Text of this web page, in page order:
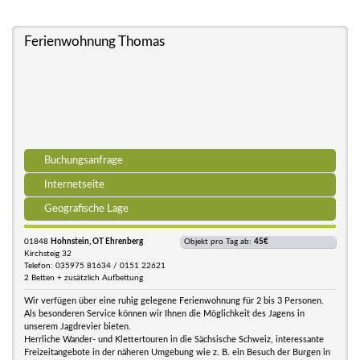
Ferienwohnung Thomas
Buchungsanfrage
Internetseite
Geografische Lage
01848 Hohnstein, OT Ehrenberg
Kirchsteig 32
Telefon: 035975 81634 / 0151 22621
2 Betten + zusätzlich Aufbettung
Objekt pro Tag ab: 45€
Wir verfügen über eine ruhig gelegene Ferienwohnung für 2 bis 3 Personen.
Als besonderen Service können wir Ihnen die Möglichkeit des Jagens in
unserem Jagdrevier bieten.
Herrliche Wander- und Klettertouren in die Sächsische Schweiz, interessante
Freizeitangebote in der näheren Umgebung wie z. B. ein Besuch der Burgen in